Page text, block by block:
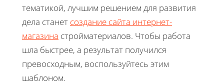
тематикой, лучшим решением для развития
дела станет создание сайта интернет-
магазина стройматериалов. Чтобы работа
шла быстрее, а результат получился
превосходным, воспользуйтесь этим
шаблоном.